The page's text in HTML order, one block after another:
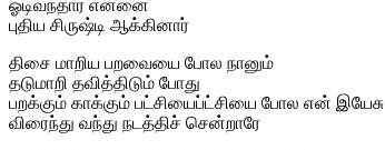
ஓடிவந்தார் என்னை
புதிய சிருஷ்டி ஆக்கினார்
திசை மாறிய பறவையை போல நானும்
தடுமாறி தவித்திடும் போது
பறக்கும் காக்கும் பட்சியைப்ட்சியை போல என் இயேசு
விரைந்து வந்து நடத்திச் சென்றாரே